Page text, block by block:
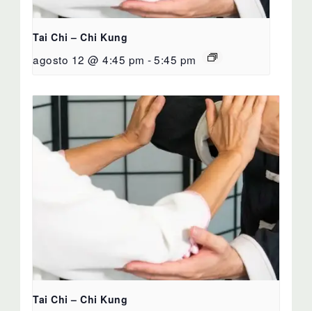
Tai Chi – Chi Kung
agosto 12 @ 4:45 pm -5:45 pm
Tai Chi – Chi Kung